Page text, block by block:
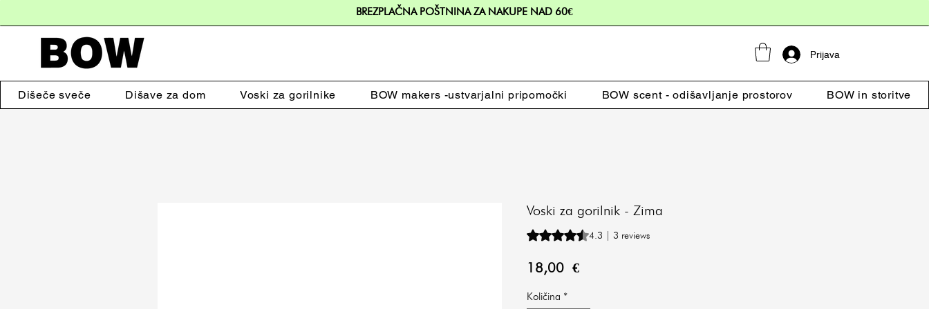
BREZPLAČNA POŠTNINA ZA NAKUPE NAD 60€
Prijava
Dišeče sveče Dišave za dom Voski za gorilnike BOW makers -ustvarjalni pripomočki BOW scent - odišavljanje prostorov BOW in storitve
Voski za gorilnik - Zima
Rating is 4.3 out of five stars based on 3 reviews
4.3 | 3 reviews
18,00 €Price
Količina *